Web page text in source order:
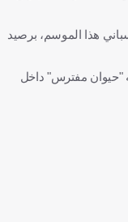
هذا الموسم، برصيد
"حيوان مفترس" داخل